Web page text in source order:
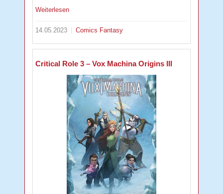
Weiterlesen
14.05.2023 Comics Fantasy
Critical Role 3 – Vox Machina Origins III